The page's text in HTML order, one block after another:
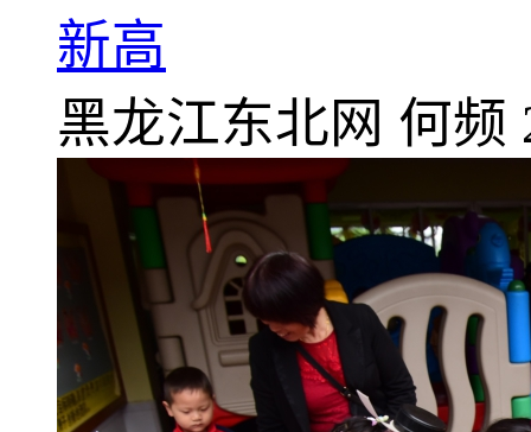
新高
黑龙江东北网 何频